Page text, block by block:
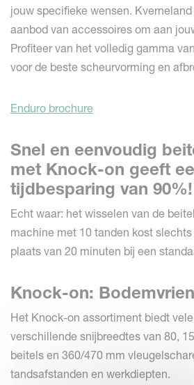
jouw specifieke wensen.
aanbod van accessoires om aan
Profiteer van het volledig gamma
voor de beste scheurvorming en
Enduro brochure
Snel en eenvoudig
met Knock-on geeft
tijdbesparing van 90%!
Echt waar: het wisselen van de
machine met 10 tanden kost
plaats van 20 minuten bij een
Knock-on:
Het Knock-on assortiment biedt
verschillende snijbreedtes van 80,
beitels en 360/470 mm
tandsafstanden en werkdiepten.